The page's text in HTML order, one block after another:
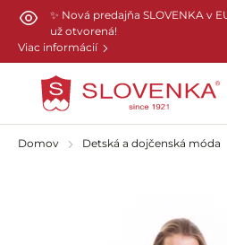
Preskočiť na hlavný obsah
✨ Nová predajňa SLOVENKA v
už otvorená!
Viac informácií
Domov Detská a dojčenská móda